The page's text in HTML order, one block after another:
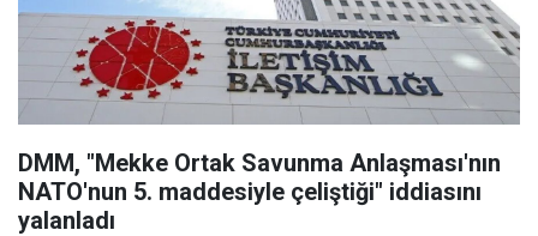
DMM, "Mekke Ortak Savunma Anlaşması'nın
NATO'nun 5. maddesiyle çeliştiği" iddiasını
yalanladı